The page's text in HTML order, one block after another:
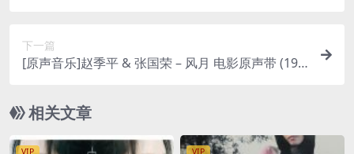
下一篇
[原声音乐]赵季平 & 张国荣 – 风月 电影原声带 (199
相关文章